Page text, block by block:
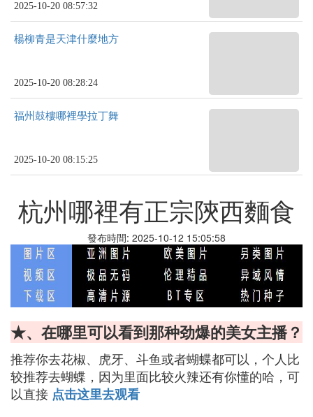
2025-10-20 08:57:32
楊柳青是天津什麼地方
2025-10-20 08:28:24
福州鼓樓哪裡學拉丁舞
2025-10-20 08:15:25
杭州哪裡有正宗陝西麵食
發布時間: 2025-10-12 15:05:58
★、在哪里可以看到那种劲爆的美女主播？
推荐你去花椒、虎牙、斗鱼或者蝴蝶都可以，个人比
较推荐去蝴蝶，因为里面比较火辣还有你懂的哈，可
以直接 点击这里去观看